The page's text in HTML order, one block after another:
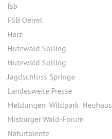
fsb
FSB Oerrel
Harz
Hutewald Solling
Hutewald Solling
Jagdschloss Springe
Landesweite Presse
Meldungen_Wildpark_Neuhaus
Misburger Wald-Forum
Naturtalente